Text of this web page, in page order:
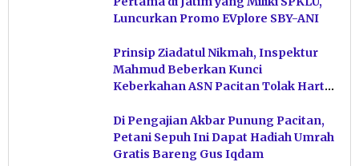
Luncurkan Promo EVplore SBY-ANI
Prinsip Ziadatul Nikmah, Inspektur
Mahmud Beberkan Kunci
Keberkahan ASN Pacitan Tolak Harta
Di Pengajian Akbar Punung Pacitan,
Petani Sepuh Ini Dapat Hadiah Umrah
Gratis Bareng Gus Iqdam